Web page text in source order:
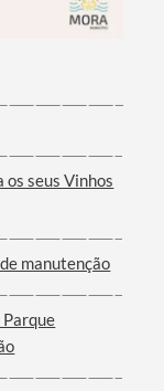
seus Vinhos
manutenção